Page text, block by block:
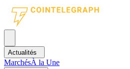
Actualités
MarchésÀ la Une